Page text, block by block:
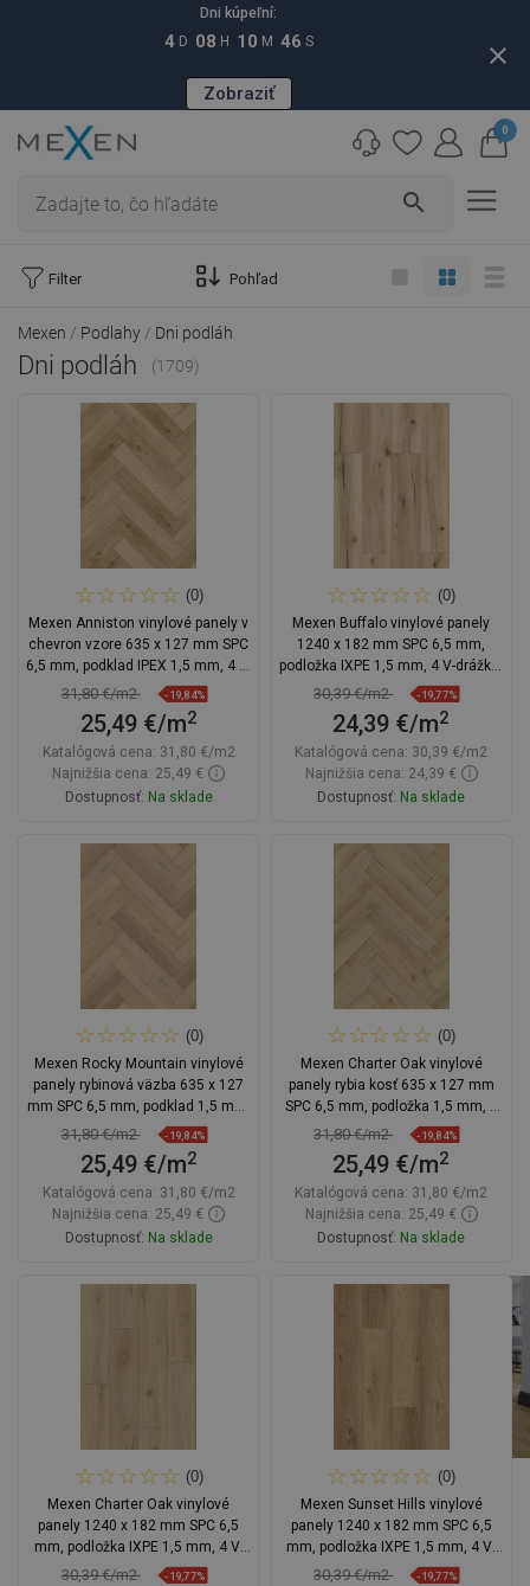
Dni kúpeľní:
4 D 08 H 10 M 45 S
Zobraziť
close
search
0
Filter Pohľad
Mexen Podlahy Dni podláh
Dni podláh (1709)
(0)
Mexen Anniston vinylové panely v
chevron vzore 635 x 127 mm SPC
6,5 mm, podklad IPEX 1,5 mm, 4 V-
Fuga, Dub
31,80 €/m2 -19,84%
25,49 €/m2
Katalógová cena: 31,80 €/m2
Najnižšia cena: 25,49 €
Dostupnosť: Na sklade
Do košíka
(0)
Mexen Buffalo vinylové panely
1240 x 182 mm SPC 6,5 mm,
podložka IXPE 1,5 mm, 4 V-drážka,
Dub - F1007-1240-182-505-4V1-01
30,39 €/m2 -19,77%
24,39 €/m2
Katalógová cena: 30,39 €/m2
Najnižšia cena: 24,39 €
Dostupnosť: Na sklade
Do košíka
Obľúbené
(0)
Mexen Rocky Mountain vinylové
panely rybinová väzba 635 x 127
mm SPC 6,5 mm, podklad 1,5 mm,
4 V-drážka, Dub
31,80 €/m2 -19,84%
25,49 €/m2
Katalógová cena: 31,80 €/m2
Najnižšia cena: 25,49 €
Dostupnosť: Na sklade
Do košíka
(0)
Mexen Charter Oak vinylové
panely rybia kosť 635 x 127 mm
SPC 6,5 mm, podložka 1,5 mm, 4
V-drážka, Dub
31,80 €/m2 -19,84%
25,49 €/m2
Katalógová cena: 31,80 €/m2
Najnižšia cena: 25,49 €
Dostupnosť: Na sklade
Do košíka
(0)
Mexen Charter Oak vinylové
panely 1240 x 182 mm SPC 6,5
mm, podložka IXPE 1,5 mm, 4 V-
drážka, Dub
30,39 €/m2 -19,77%
(0)
Mexen Sunset Hills vinylové
panely 1240 x 182 mm SPC 6,5
mm, podložka IXPE 1,5 mm, 4 V-
drážka, Dub
30,39 €/m2 -19,77%